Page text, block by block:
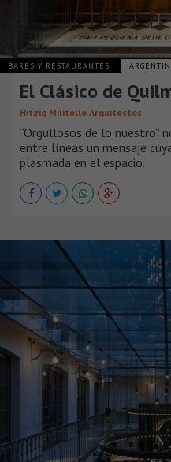
BARES Y RESTAURANTES
El Clásico de
Hitzig Militello Arquitectos
“Orgullosos de lo nuestro”
entre líneas un mensaje
plasmada en el espacio.